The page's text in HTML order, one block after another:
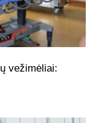
vežimėliai: